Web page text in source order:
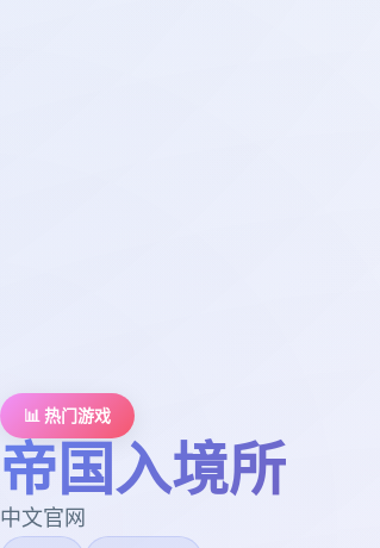
📊 热门游戏
帝国入境所
中文官网